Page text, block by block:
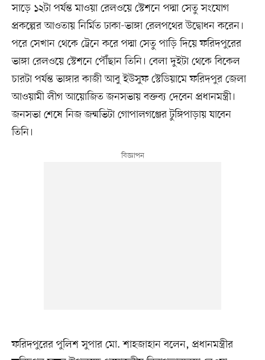
সাড়ে ১২টা পর্যন্ত মাওয়া রেলওয়ে স্টেশনে পদ্মা সেতু সংযোগ
প্রকল্পের আওতায় নির্মিত ঢাকা-ভাঙ্গা রেলপথের উদ্বোধন করেন।
পরে সেখান থেকে ট্রেনে করে পদ্মা সেতু পাড়ি দিয়ে ফরিদপুরের
ভাঙ্গা রেলওয়ে স্টেশনে পৌঁছান তিনি। বেলা দুইটা থেকে বিকেল
চারটা পর্যন্ত ভাঙ্গার কাজী আবু ইউসুফ স্টেডিয়ামে ফরিদপুর জেলা
আওয়ামী লীগ আয়োজিত জনসভায় বক্তব্য দেবেন প্রধানমন্ত্রী।
জনসভা শেষে নিজ জন্মভিটা গোপালগঞ্জের টুঙ্গিপাড়ায় যাবেন
তিনি।
ফরিদপুরের পুলিশ সুপার মো. শাহজাহান বলেন, প্রধানমন্ত্রীর